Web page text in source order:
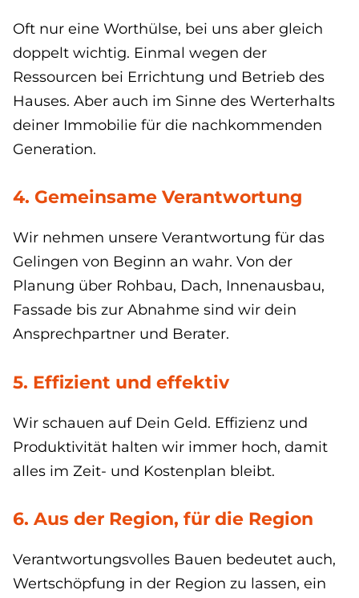
Oft nur eine Worthülse, bei uns aber gleich
doppelt wichtig. Einmal wegen der
Ressourcen bei Errichtung und Betrieb des
Hauses. Aber auch im Sinne des Werterhalts
deiner Immobilie für die nachkommenden
Generation.
4. Gemeinsame Verantwortung
Wir nehmen unsere Verantwortung für das
Gelingen von Beginn an wahr. Von der
Planung über Rohbau, Dach, Innenausbau,
Fassade bis zur Abnahme sind wir dein
Ansprechpartner und Berater.
5. Effizient und effektiv
Wir schauen auf Dein Geld. Effizienz und
Produktivität halten wir immer hoch, damit
alles im Zeit- und Kostenplan bleibt.
6. Aus der Region, für die Region
Verantwortungsvolles Bauen bedeutet auch,
Wertschöpfung in der Region zu lassen, ein